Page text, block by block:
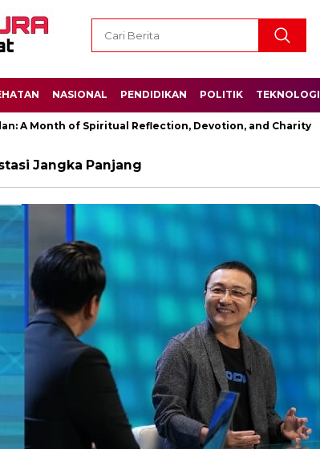
NASIONAL PENDIDIKAN POLITIK TEKNOLOGI
A Month of Spiritual Reflection, Devotion, and Charity
Jangka Panjang